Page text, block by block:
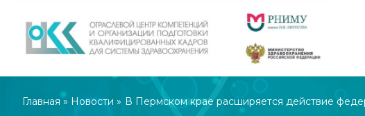
Главная » Новости » В Пермском крае расширяется действие